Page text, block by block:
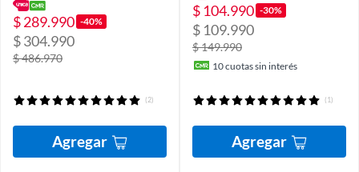
$ 289.990 -40%
$ 304.990
$ 486.970
(2)
Agregar
$ 104.990 -30%
$ 109.990
$ 149.990
10cuotas sin interés
(1)
Agregar